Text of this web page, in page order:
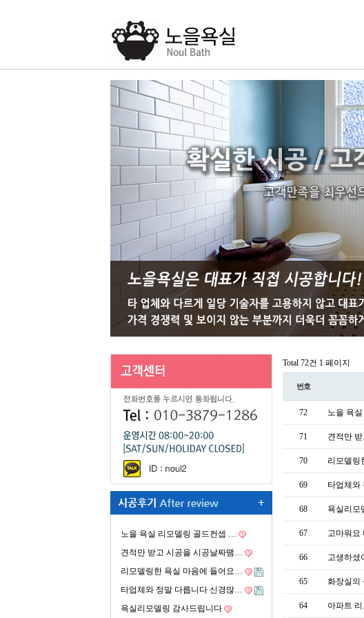
노을 욕실 리모델링 골드컨셉 …
견적만 받고 시공을 시공날짜땜…
리모델링한 욕실 마음에 들어요…
타업체와 정말 다릅니다 신경많…
욕실리모델링 감사드립니다
Total 72건 1 페이지
번호
72 노을 욕
71 견적만
70 리모델링
69 타업체와
68 욕실리모
67 고마워요
66 고생하셨
65 화장실의
64 아파트